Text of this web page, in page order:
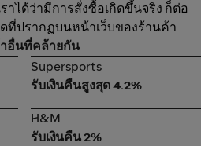
าได้ว่ามีการสั่งซื้อเกิดขึ้นจริง ก็ต่อ
ปรากฏบนหน้าเว็บของร้านค้า
อื่นที่คล้ายกัน
Supersports
Supersports
รับเงินคืนสูงสุด 4.2%
H&M
H&M
รับเงินคืน 2%